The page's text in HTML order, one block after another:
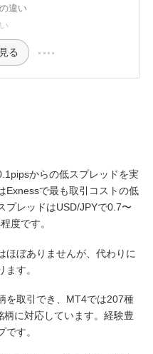
違い
る
からの低スプレッドを実
Exnessで最も取引コストの低
プレッドはUSD/JPYで0.7〜
度です。
ほぼありませんが、代わりに
す。
を取引でき、MT4では207種
に対応しています。経験豊
す。